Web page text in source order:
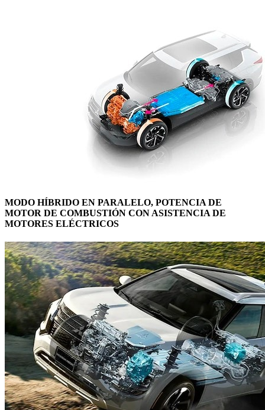
MODO HÍBRIDO EN PARALELO, POTENCIA DE
MOTOR DE COMBUSTIÓN CON ASISTENCIA DE
MOTORES ELÉCTRICOS